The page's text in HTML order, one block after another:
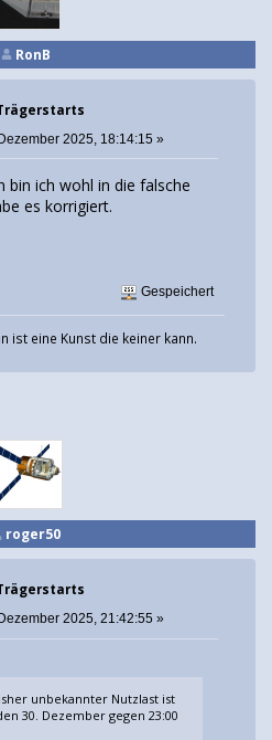
RonB
2025, 18:14:15 »
bin ich wohl in die falsche
es korrigiert.
Gespeichert
ist eine Kunst die keiner kann.
roger50
2025, 21:42:55 »
unbekannter Nutzlast ist
30. Dezember gegen 23:00